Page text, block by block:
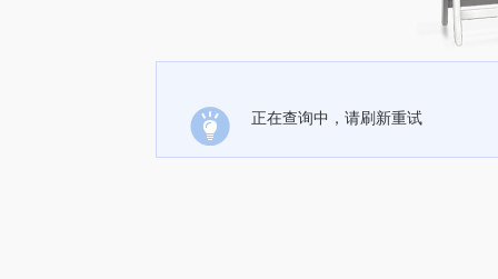
正在查询中，请刷新重试